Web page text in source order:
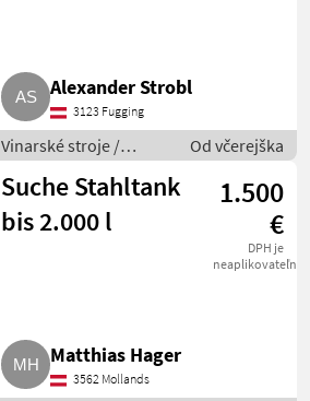
Alexander Strobl
3123 Fugging
Vinarské stroje /
Ostatné stroje na
vinohradníctvo
Od včerejška
Suche Stahltank
bis 2.000 l
1.500
€
DPH je
neaplikovateľné
Matthias Hager
3562 Mollands